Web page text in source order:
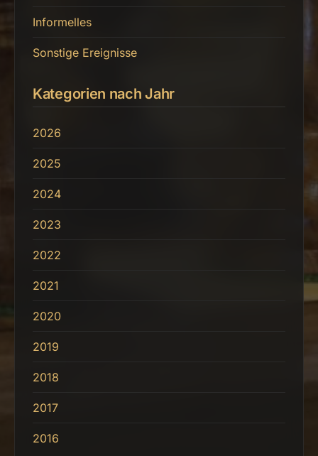
Informelles
Sonstige Ereignisse
Kategorien nach Jahr
2026
2025
2024
2023
2022
2021
2020
2019
2018
2017
2016